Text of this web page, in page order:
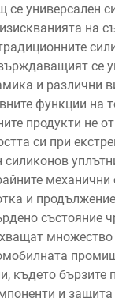
универсален
на
се
и различни
функции на
продукти не
си при
силиконов
механични
и
състояние
където бързите
и